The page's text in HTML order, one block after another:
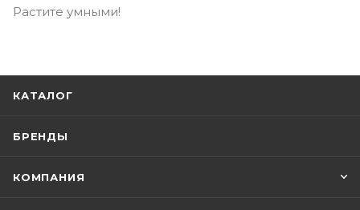
Растите умными!
КАТАЛОГ
БРЕНДЫ
КОМПАНИЯ